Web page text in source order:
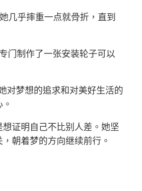
几乎摔重一点就骨折，直到
门制作了一张安装轮子可以
对梦想的追求和对美好生活的
证明自己不比别人差。她坚
朝着梦的方向继续前行。